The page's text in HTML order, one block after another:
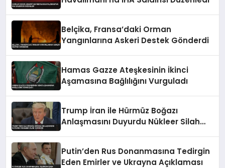
Belçika, Fransa’daki Orman
Yangınlarına Askeri Destek Gönderdi
Hamas Gazze Ateşkesinin İkinci
Aşamasına Bağlılığını Vurguladı
Trump İran ile Hürmüz Boğazı
Anlaşmasını Duyurdu Nükleer Silah
Putin’den Rus Donanmasına Tedirgin
Eden Emirler ve Ukrayna Açıklaması